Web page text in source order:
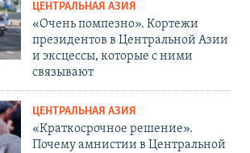
ЦЕНТРАЛЬНАЯ АЗИЯ
«Очень помпезно». Кортежи
президентов в Центральной Азии
и эксцессы, которые с ними
связывают
ЦЕНТРАЛЬНАЯ АЗИЯ
«Краткосрочное решение».
Почему амнистии в Центральной